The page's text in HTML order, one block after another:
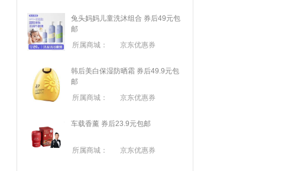
兔头妈妈儿童洗沐组合 券后49元包
邮
所属商城：
京东优惠券
韩后美白保湿防晒霜 券后49.9元包
邮
所属商城：
京东优惠券
车载香薰 券后23.9元包邮
所属商城： 京东优惠券